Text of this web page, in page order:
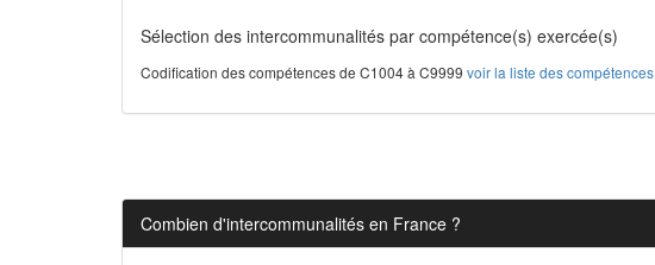
Sélection des intercommunalités par compétence(s) exercée(s)
Codification des compétences de C1004 à C9999 voir la liste des compétences
Combien d'intercommunalités en France ?